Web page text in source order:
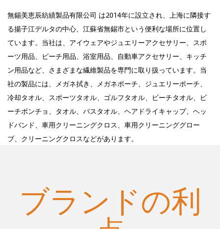
無錫美恵辰紡績製品有限公司 は2014年に設立され、上海に隣接す
る揚子江デルタの中心、江蘇省無錫市という便利な場所に位置し
ています。当社は、アイウェアやジュエリーアクセサリー、スポ
ーツ用品、ビーチ用品、浴室用品、自動車アクセサリー、キッチ
ン用品など、さまざまな繊維製品を専門に取り扱っています。当
社の製品には、メガネ拭き、メガネポーチ、ジュエリーポーチ、
冷却タオル、スポーツタオル、ゴルフタオル、ビーチタオル、ビ
ーチポンチョ、タオル、バスタオル、ヘアドライキャップ、ヘッ
ドバンド、車用クリーニングクロス、車用クリーニンググロー
ブ、クリーニングクロスなどがあります。
ブランドの利